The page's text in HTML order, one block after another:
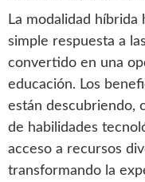
La modalidad
simple respuesta a
convertido en una
educación. Los
están descubriendo,
de habilidades
acceso a recursos
transformando la